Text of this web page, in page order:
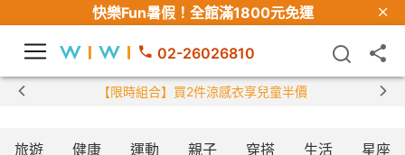
快樂Fun暑假！ 全館滿1800元免運
02-26026810
【限時組合】買2件涼感衣享兒童半價
旅遊 健康 運動 親子 穿搭 生活 星座